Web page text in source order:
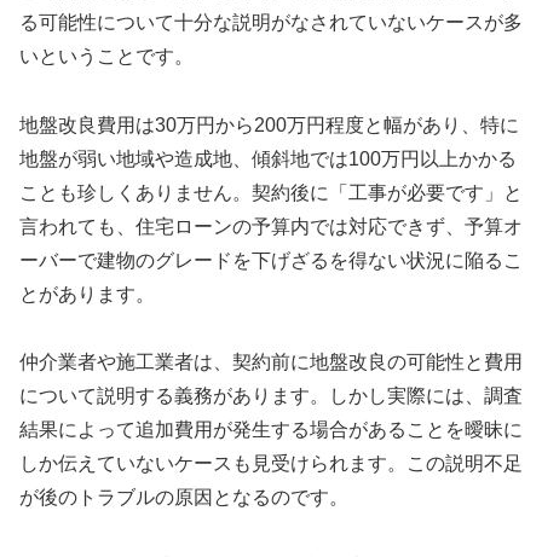
る可能性について十分な説明がなされていないケースが多
いということです。
地盤改良費用は30万円から200万円程度と幅があり、特に
地盤が弱い地域や造成地、傾斜地では100万円以上かかる
ことも珍しくありません。契約後に「工事が必要です」と
言われても、住宅ローンの予算内では対応できず、予算オ
ーバーで建物のグレードを下げざるを得ない状況に陥るこ
とがあります。
仲介業者や施工業者は、契約前に地盤改良の可能性と費用
について説明する義務があります。しかし実際には、調査
結果によって追加費用が発生する場合があることを曖昧に
しか伝えていないケースも見受けられます。この説明不足
が後のトラブルの原因となるのです。